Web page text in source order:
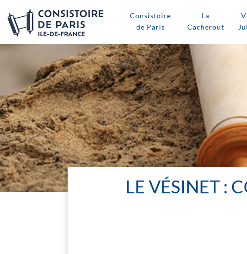
Consistoire
de Paris
La
Cacherout
LE VÉSINET :